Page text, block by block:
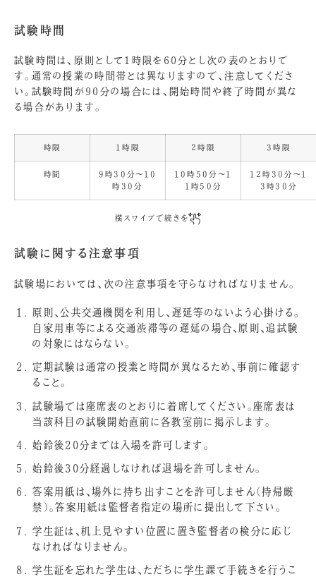
試験時間
試験時間は、原則として1時限を60分とし次の表のとおりで
す。通常の授業の時間帯とは異なりますので、注意してくださ
い。試験時間が90分の場合には、開始時間や終了時間が異な
る場合があります。
時限 1時限 2時限 3時限
時間
9時30分～10
時30分
10時50分～1
1時50分
12時30分～1
3時30分
横スワイプで続きを
試験に関する注意事項
試験場においては、次の注意事項を守らなければなりません。
原則、公共交通機関を利用し、遅延等のないよう心掛ける。
自家用車等による交通渋滞等の遅延の場合、原則、追試験
の対象にはならない。
定期試験は通常の授業と時間が異なるため、事前に確認す
ること。
試験場では座席表のとおりに着席してください。座席表は
当該科目の試験開始直前に各教室前に掲示します。
始鈴後20分までは入場を許可します。
始鈴後30分経過しなければ退場を許可しません。
答案用紙は、場外に持ち出すことを許可しません（持帰厳
禁）。答案用紙は監督者指定の場所に提出して下さい。
学生証は、机上見やすい位置に置き監督者の検分に応じ
なければなりません。
学生証を忘れた学生は、ただちに学生課で手続きを行うこ